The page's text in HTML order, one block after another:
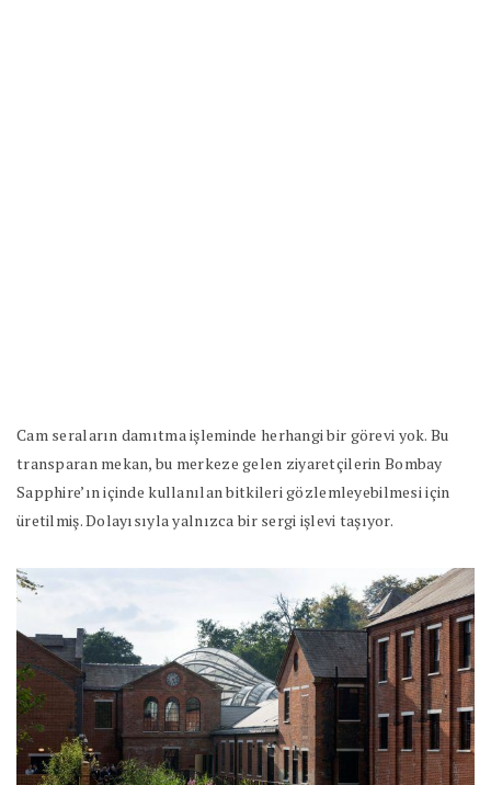
Cam seraların damıtma işleminde herhangi bir görevi yok. Bu
transparan mekan, bu merkeze gelen ziyaretçilerin Bombay
Sapphire’ın içinde kullanılan bitkileri gözlemleyebilmesi için
üretilmiş. Dolayısıyla yalnızca bir sergi işlevi taşıyor.